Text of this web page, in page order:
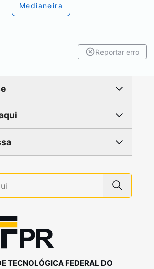
Medianeira
Reportar erro
TECNOLÓGICA FEDERAL DO